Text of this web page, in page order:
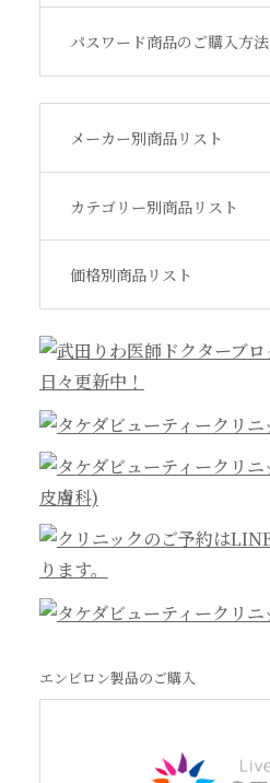
パスワード商品のご購入方法
メーカー別商品リスト
カテゴリー別商品リスト
価格別商品リスト
エンビロン製品のご購入